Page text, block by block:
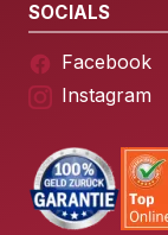
SOCIALS
Facebook
Instagram